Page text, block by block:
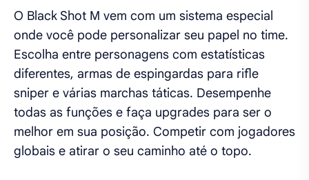
O Black Shot M vem com um sistema especial
onde você pode personalizar seu papel no time.
Escolha entre personagens com estatísticas
diferentes, armas de espingardas para rifle
sniper e várias marchas táticas. Desempenhe
todas as funções e faça upgrades para ser o
melhor em sua posição. Competir com jogadores
globais e atirar o seu caminho até o topo.